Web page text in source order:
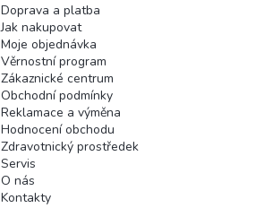
Doprava a platba
Jak nakupovat
Moje objednávka
Věrnostní program
Zákaznické centrum
Obchodní podmínky
Reklamace a výměna
Hodnocení obchodu
Zdravotnický prostředek
Servis
O nás
Kontakty